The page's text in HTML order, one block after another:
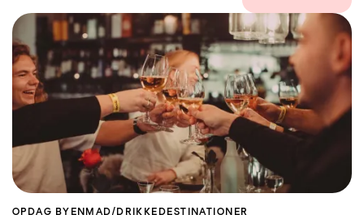
OPDAG BYEN MAD/DRIKKE DESTINATIONER